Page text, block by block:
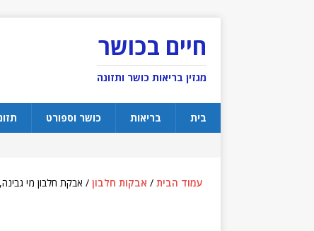
חיים בכושר
מגזין בריאות כושר ותזונה
בית בריאות כושר וספורט
עמוד הבית / אבקות חלבון / אבקת חלבון מי גבינה, גלידת וניל, 0.907